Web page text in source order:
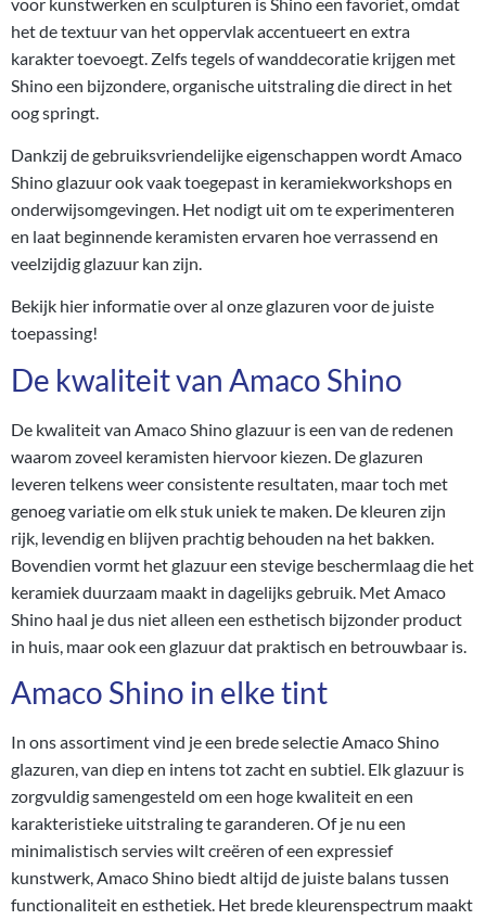
het de textuur van het oppervlak accentueert en extra
karakter toevoegt. Zelfs tegels of wanddecoratie krijgen met
Shino een bijzondere, organische uitstraling die direct in het
oog springt.
Dankzij de gebruiksvriendelijke eigenschappen wordt Amaco
Shino glazuur ook vaak toegepast in keramiekworkshops en
onderwijsomgevingen. Het nodigt uit om te experimenteren
en laat beginnende keramisten ervaren hoe verrassend en
veelzijdig glazuur kan zijn.
Bekijk hier informatieover al onze glazuren voor de juiste
toepassing!
De kwaliteit van Amaco Shino
De kwaliteit van Amaco Shino glazuur is een van de redenen
waarom zoveel keramisten hiervoor kiezen. De glazuren
leveren telkens weer consistente resultaten, maar toch met
genoeg variatie om elk stuk uniek te maken. De kleuren zijn
rijk, levendig en blijven prachtig behouden na het bakken.
Bovendien vormt het glazuur een stevige beschermlaag die het
keramiek duurzaam maakt in dagelijks gebruik. Met Amaco
Shino haal je dus niet alleen een esthetisch bijzonder product
in huis, maar ook een glazuur dat praktisch en betrouwbaar is.
Amaco Shino in elke tint
In ons assortiment vind je een brede selectie Amaco Shino
glazuren, van diep en intens tot zacht en subtiel. Elk glazuur is
zorgvuldig samengesteld om een hoge kwaliteit en een
karakteristieke uitstraling te garanderen. Of je nu een
minimalistisch servies wilt creëren of een expressief
kunstwerk, Amaco Shino biedt altijd de juiste balans tussen
functionaliteit en esthetiek. Het brede kleurenspectrum maakt